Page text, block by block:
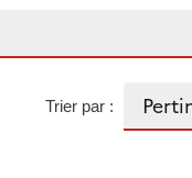
Trier par :